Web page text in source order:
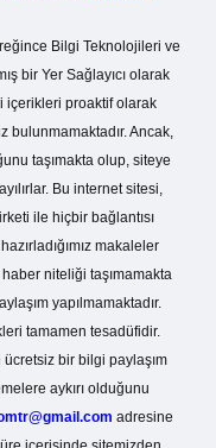
Bilgi Teknolojileri ve
bir Yer Sağlayıcı olarak
içerikleri proaktif olarak
bulunmamaktadır. Ancak,
taşımakta olup, siteye
Bu internet sitesi,
ile hiçbir bağlantısı
makaleler
niteliği taşımamakta
yapılmamaktadır.
tamamen tesadüfidir.
bir bilgi paylaşım
aykırı olduğunu
adresine